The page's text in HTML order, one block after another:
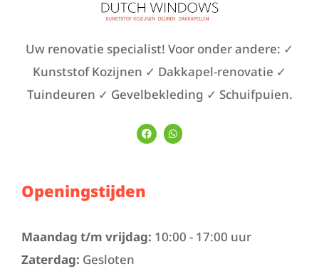
Uw renovatie specialist! Voor onder andere: ✓
Kunststof Kozijnen ✓ Dakkapel-renovatie ✓
Tuindeuren ✓ Gevelbekleding ✓ Schuifpuien.
Openingstijden
Maandag t/m vrijdag: 10:00 - 17:00 uur
Zaterdag: Gesloten